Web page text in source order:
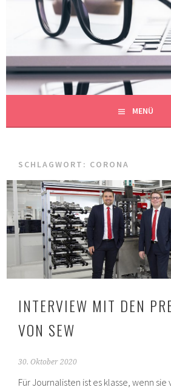
Springe
AUF DEN PUNKT GEBRACHT
MENÜ
SCHLAGWORT: CORONA
INTERVIEW MIT DEN
VON SEW
30. Oktober 2020
Für Journalisten ist es klasse, wenn